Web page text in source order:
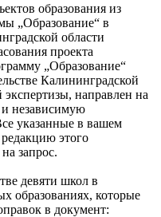
образования из
„Образование“ в
области
проекта
„Образование“
Калининградской
экспертизы, направлен на
независимую
указанные в вашем
этого
запрос.
девяти школ в
образованиях, которые
в документ: